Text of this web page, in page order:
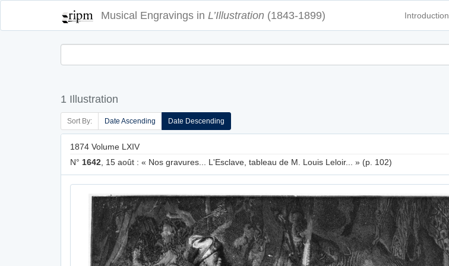
Musical Engravings in L’Illustration (1843-1899) Introduction
1 Illustration
Sort By: Date Ascending Date Descending
1874 Volume LXIV
N° 1642 , 15 août : « Nos gravures... L'Esclave, tableau de M. Louis Leloir... » (p. 102)